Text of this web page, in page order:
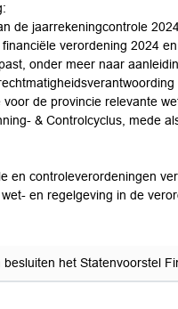
de jaarrekeningcontrole
verordening 2024
onder meer naar
de provincie relevante
& Controlcyclus, mede
en controleverordeningen
en regelgeving in de
het Statenvoorstel